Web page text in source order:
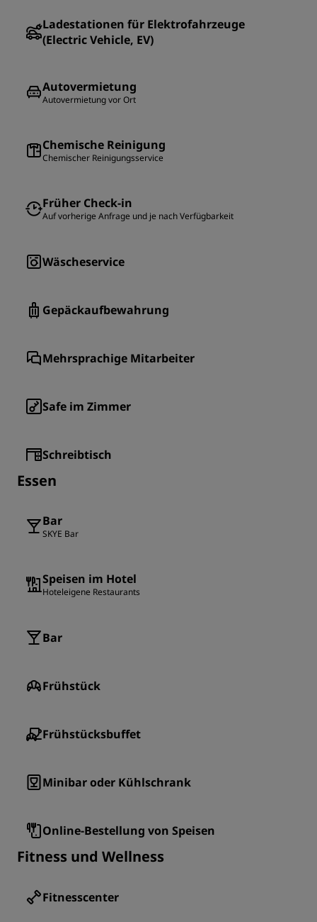
Ladestationen für Elektrofahrzeuge
(Electric Vehicle, EV)
Autovermietung
Autovermietung vor Ort
Chemische Reinigung
Chemischer Reinigungsservice
Früher Check-in
Auf vorherige Anfrage und je nach Verfügbarkeit
Wäscheservice
Gepäckaufbewahrung
Mehrsprachige Mitarbeiter
Safe im Zimmer
Schreibtisch
Essen
Bar
SKYE Bar
Speisen im Hotel
Hoteleigene Restaurants
Bar
Frühstück
Frühstücksbuffet
Minibar oder Kühlschrank
Online-Bestellung von Speisen
Fitness und Wellness
Fitnesscenter